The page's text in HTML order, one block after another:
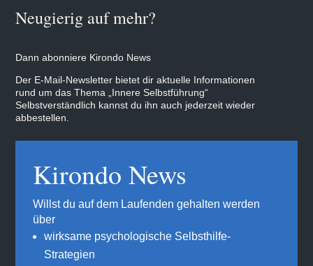
Neugierig auf mehr?
Dann abonniere Kirondo News
Der E-Mail-Newsletter bietet dir aktuelle Informationen
rund um das Thema „Innere Selbstführung“
Selbstverständlich kannst du ihn auch jederzeit wieder
abbestellen.
Kirondo News
Willst du auf dem Laufenden gehalten werden
über
wirksame psychologische Selbsthilfe-
Strategien